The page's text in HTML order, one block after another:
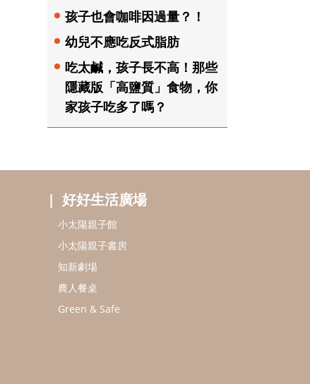
孩子也會咖啡因過量？！
幼兒不應吃反式脂肪
吃太鹹，孩子長不高！那些
隱藏版「高鹽質」食物，你
家孩子吃多了嗎？
好好生活廣場
小太陽親子館
小太陽親子書房
知新劇場
農人餐桌
Green & Safe